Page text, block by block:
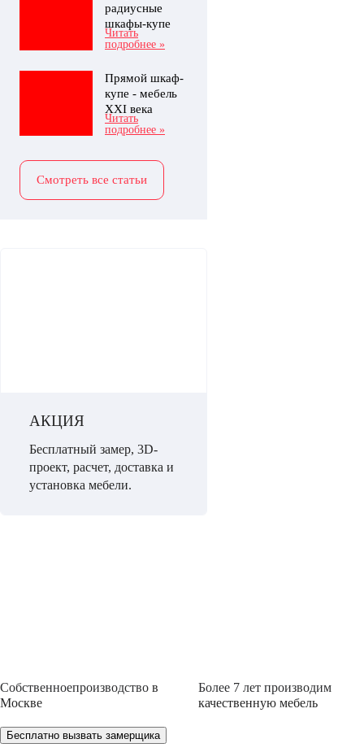
радиусные
шкафы-купе
Читать
подробнее »
Прямой шкаф-
купе - мебель
XXI века
Читать
подробнее »
Смотреть все статьи
АКЦИЯ
Бесплатный замер, 3D-
проект, расчет, доставка и
установка мебели.
Собственноепроизводство в
Москве
Более 7 летпроизводим
качественную мебель
Бесплатно вызвать замерщика